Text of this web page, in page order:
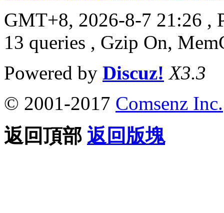
GMT+8, 2026-8-7 21:26 ,
13 queries , Gzip On,
Powered by Discuz! X3.3
© 2001-2017 Comsenz Inc.
返回頂部 返回版塊